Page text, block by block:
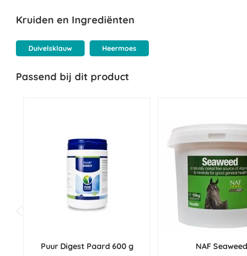
Kruiden en Ingrediënten
Duivelsklauw Heermoes
Passend bij dit product
Puur Digest Paard 600 g NAF Seaweed